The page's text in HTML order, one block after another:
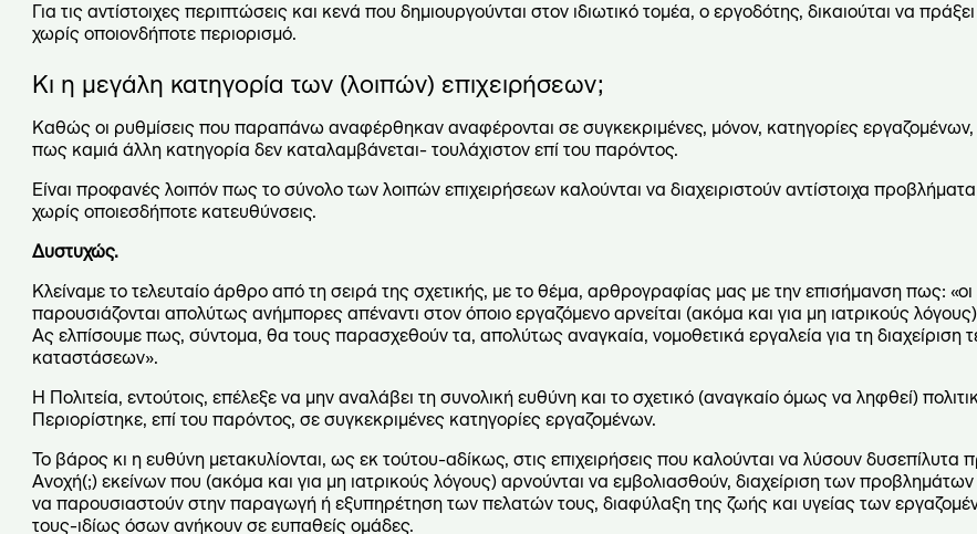
Για τις αντίστοιχες περιπτώσεις και κενά που δημιουργούνται στον ιδιωτικό τομέα, ο εργοδότης, δικαιούται να
χωρίς οποιονδήποτε περιορισμό.
Κι η μεγάλη κατηγορία των (λοιπών) επιχειρήσεων;
Καθώς οι ρυθμίσεις που παραπάνω αναφέρθηκαν αναφέρονται σε συγκεκριμένες, μόνον, κατηγορίες εργαζομένων,
πως καμιά άλλη κατηγορία δεν καταλαμβάνεται- τουλάχιστον επί του παρόντος.
Είναι προφανές λοιπόν πως το σύνολο των λοιπών επιχειρήσεων καλούνται να διαχειριστούν αντίστοιχα
χωρίς οποιεσδήποτε κατευθύνσεις.
Δυστυχώς.
Κλείναμε το τελευταίο άρθρο από τη σειρά της σχετικής, με το θέμα, αρθρογραφίας μας με την επισήμανση πως: «οι
παρουσιάζονται απολύτως ανήμπορες απέναντι στον όποιο εργαζόμενο αρνείται (ακόμα και για μη ιατρικούς
Ας ελπίσουμε πως, σύντομα, θα τους παρασχεθούν τα, απολύτως αναγκαία, νομοθετικά εργαλεία για τη διαχείριση
καταστάσεων».
Η Πολιτεία, εντούτοις, επέλεξε να μην αναλάβει τη συνολική ευθύνη και το σχετικό (αναγκαίο όμως να ληφθεί)
Περιορίστηκε, επί του παρόντος, σε συγκεκριμένες κατηγορίες εργαζομένων.
Το βάρος κι η ευθύνη μετακυλίονται, ως εκ τούτου-αδίκως, στις επιχειρήσεις που καλούνται να λύσουν δυσεπίλυτα
Ανοχή(;) εκείνων που (ακόμα και για μη ιατρικούς λόγους) αρνούνται να εμβολιασθούν, διαχείριση των προβλημάτων
να παρουσιαστούν στην παραγωγή ή εξυπηρέτηση των πελατών τους, διαφύλαξη της ζωής και υγείας των
τους-ιδίως όσων ανήκουν σε ευπαθείς ομάδες.